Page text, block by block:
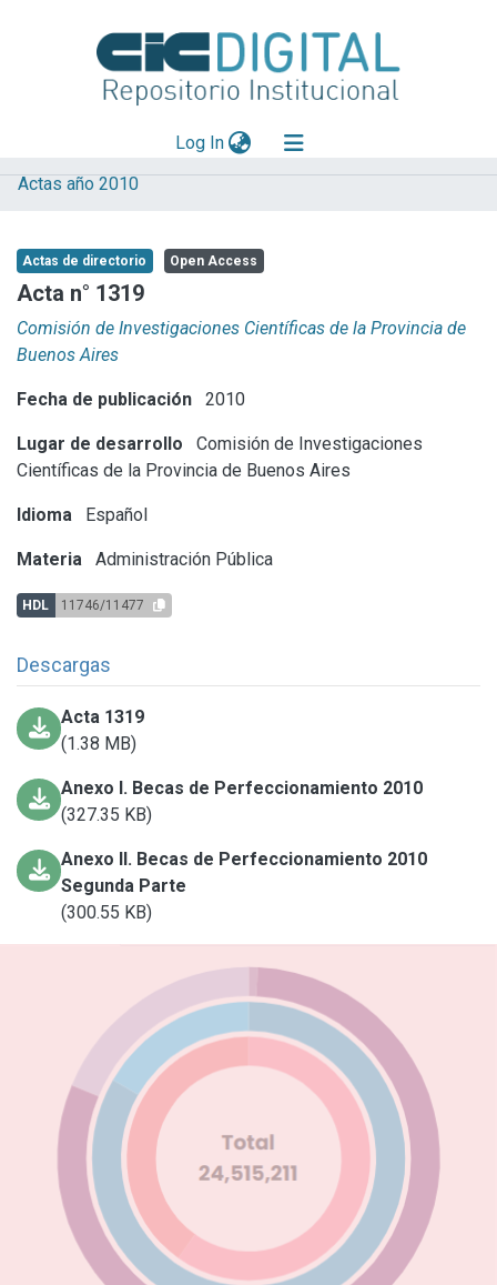
Log In(current)
Explorar
Aportar material
Statistics
Actas año 2010
Actas de directorio Open Access
Acta n° 1319
Comisión de Investigaciones Científicas de la Provincia de
Buenos Aires
Fecha de publicación 2010
Lugar de desarrollo
Comisión de Investigaciones
Científicas de la Provincia de Buenos Aires
Idioma Español
Materia Administración Pública
HDL 11746/11477
Descargas
Acta 1319
(1.38 MB)
Anexo I. Becas de Perfeccionamiento 2010
(327.35 KB)
Anexo II. Becas de Perfeccionamiento 2010
Segunda Parte
(300.55 KB)